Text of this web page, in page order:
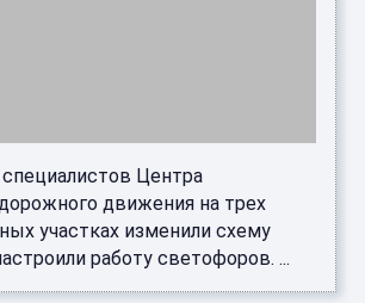
Центра
движения на трех
участках изменили схему
работу светофоров. ...